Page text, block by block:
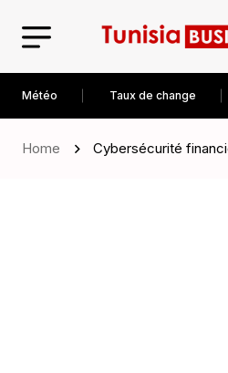
Météo Taux de change
Home Cybersécurité